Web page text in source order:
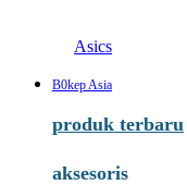
Asics
B0kep Asia
produk terbaru
aksesoris